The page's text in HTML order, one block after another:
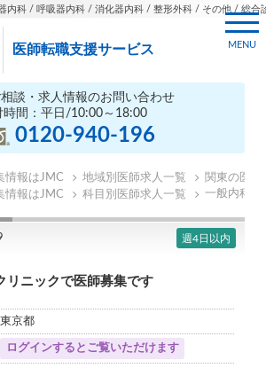
内科 / 呼吸器内科 / 消化器内科 / 整形外科 / その他 / 総合
医師転職支援サービス
談・求人情報のお問い合わせ
時間：平日/10:00～18:00
0120-940-196
MENU
情報はJMC 地域別医師求人一覧
関東の医師
情報はJMC
科目別医師求人一覧 一般内科の
週4日以内
リニックで医師募集です
東京都
ログインするとご覧いただけます